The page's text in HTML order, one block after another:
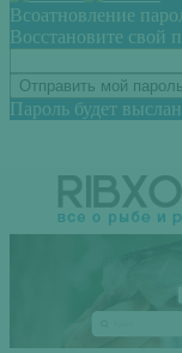
Всоатновление
Восстановите свой
Пароль будет